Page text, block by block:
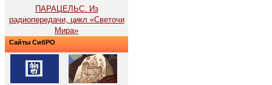
ПАРАЦЕЛЬС. Из
радиопередачи, цикл «Светочи
Мира»
Сайты СибРО